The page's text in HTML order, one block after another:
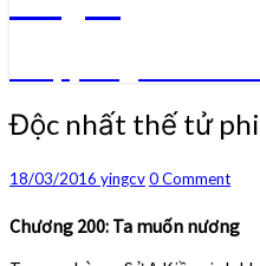
Độc
nhất
tử
–
Ch
Độc nhất thế tử
18/03/2016 yingcvComments
0 Comment
Chương 200: Ta muốn nương